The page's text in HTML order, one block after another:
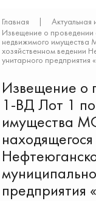
Главная |
Извещение о
недвижимого имущества
хозяйственном ведении
унитарного предприятия
Извещение о
1-ВД Лот 1
имущества
предприятия